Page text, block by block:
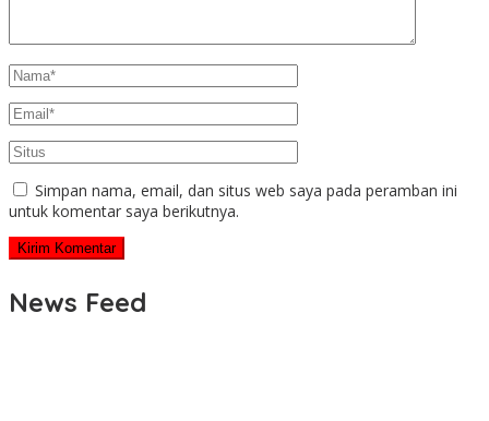
Simpan nama, email, dan situs web saya pada peramban ini
untuk komentar saya berikutnya.
News Feed